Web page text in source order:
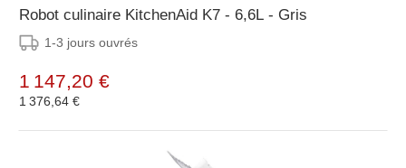
Robot culinaire KitchenAid K7 - 6,6L - Gris
1-3 jours ouvrés
1 147,20 €
1 376,64 €